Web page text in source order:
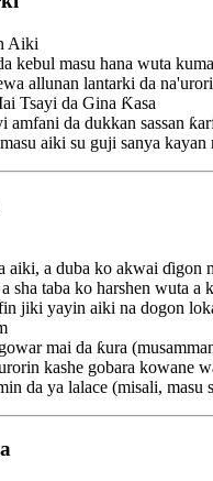
Aiki
kebul masu hana wuta
allunan lantarki da
Tsayi da Gina Ƙasa
amfani da dukkan sassan
aiki su guji sanya kayan
aiki, a duba ko akwai ɗigon
sha taba ko harshen wuta
jiki yayin aiki na dogon
mai da ƙura
kashe gobara kowane
da ya lalace (misali,